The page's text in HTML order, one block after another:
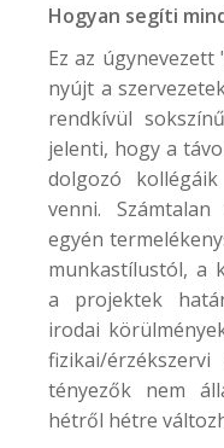
Hogyan segíti
Ez az
nyújt a
rendkívül
jelenti, hogy a
dolgozó
venni.
egyén
munkastílustól, a
a projektek
irodai
fizikai/
tényezők nem
hétről hétre